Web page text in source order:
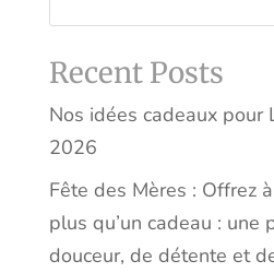
Recent Posts
Nos idées cadeaux pour
2026
Fête des Mères : Offrez
plus qu’un cadeau : une
douceur, de détente et